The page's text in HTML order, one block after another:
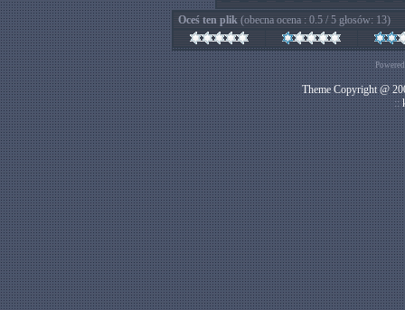
Oceś ten plik (obecna ocena : 0.5 / 5 głosów: 13)
Theme Copyright @
::